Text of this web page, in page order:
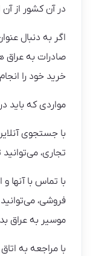
در آن کشور از
اگر به دنبال
صادرات به عراق
خرید خود را
مواردی که باید
با جستجوی
تجاری،
با تماس با آنها
فروشی،
موسیر به عراق
با مراجعه به